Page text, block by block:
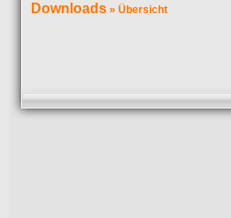
Downloads » Übersicht